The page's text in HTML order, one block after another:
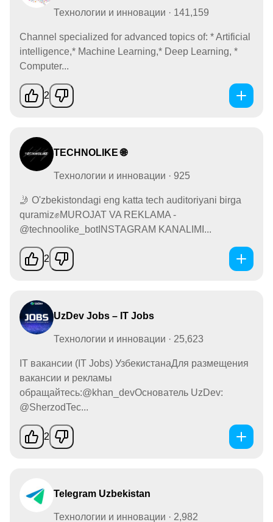
Технологии и инновации · 141,159
Channel specialized for advanced topics of: * Artificial
intelligence,* Machine Learning,* Deep Learning, *
Computer...
2
TECHNOLIKE 🌐
Технологии и инновации · 925
🤳 O'zbekistondagi eng katta tech auditoriyani birga
quramiz✊MUROJAT VA REKLAMA -
@technoolike_botINSTAGRAM KANALIMI...
2
UzDev Jobs – IT Jobs
Технологии и инновации · 25,623
IT вакансии (IT Jobs) УзбекистанаДля размещения
вакансии и рекламы
обращайтесь:@khan_devОснователь UzDev:
@SherzodTec...
2
Telegram Uzbekistan
Технологии и инновации · 2,982